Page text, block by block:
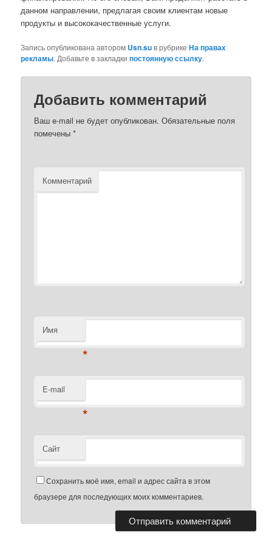
данном направлении, предлагая своим клиентам новые
продукты и высококачественные услуги.
Запись опубликована автором Usn.suв рубрикеНа правах
рекламы. Добавьте в закладкипостоянную ссылку.
Добавить комментарий
Ваш e-mail не будет опубликован. Обязательные поля
помечены*
Комментарий
Имя
*
E-mail
*
Сайт
Сохранить моё имя, email и адрес сайта в этом
браузере для последующих моих комментариев.